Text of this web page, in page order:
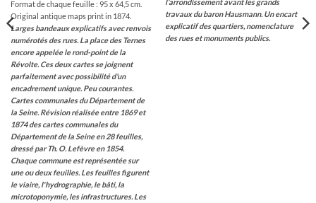
Format de chaque feuille : 95 x 64,5 cm.
Original antique maps print in 1874.
Larges bandeaux explicatifs avec renvois
numérotés des rues. La place des Ternes
encore appelée le rond-point de la
Révolte. Ces deux cartes se joignent
parfaitement avec possibilité d’un
encadrement unique. Peu courantes.
Cartes communales du Département de
la Seine. Révision réalisée entre 1869 et
1874 des cartes communales du
Département de la Seine en 28 feuilles,
dressé par Th. O. Lefèvre en 1854.
Chaque commune est représentée sur
une ou deux feuilles. Les feuilles figurent
le viaire, l'hydrographie, le bâti, la
microtoponymie, les infrastructures. Les
travaux du baron Hausmann. Un encart
explicatif des quartiers, nomenclature
des rues et monuments publics.